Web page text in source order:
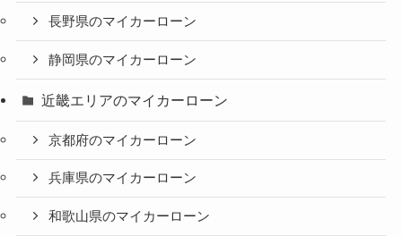
長野県のマイカーローン
静岡県のマイカーローン
近畿エリアのマイカーローン
京都府のマイカーローン
兵庫県のマイカーローン
和歌山県のマイカーローン